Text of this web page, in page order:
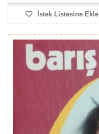
İstek Listesine Ekle